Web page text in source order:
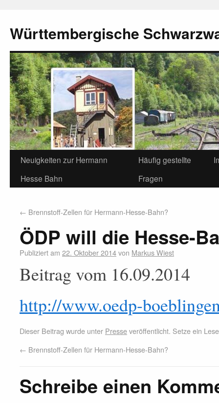
Württembergische
Neuigkeiten zur Hermann
Hesse Bahn
Häufig gestellte
Fragen
← Brennstoff-Zellen für Hermann-Hesse-Bahn?
ÖDP will die Hesse-
Publiziert am 22. Oktober 2014von Markus Wiest
Beitrag vom 16.09.2014
http://www.oedp-
Dieser Beitrag wurde unter Presseveröffentlicht. Setze ein
← Brennstoff-Zellen für Hermann-Hesse-Bahn?
Schreibe einen